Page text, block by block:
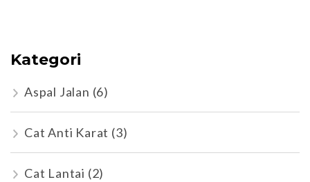
Kategori
Aspal Jalan (6)
Cat Anti Karat (3)
Cat Lantai (2)